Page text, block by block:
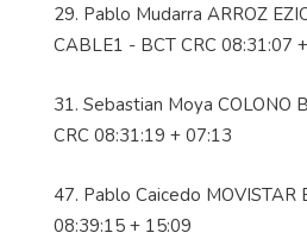
29. Pablo Mudarra ARROZ
CABLE1 - BCT CRC 08:31:07
31. Sebastian Moya COLONO
CRC 08:31:19 + 07:13
47. Pablo Caicedo MOVISTAR
08:39:15 + 15:09